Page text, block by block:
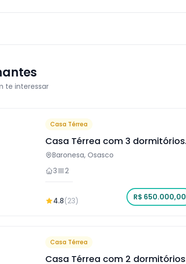
te interessar
Casa Térrea
Casa Térrea com 3 dormitórios
em Osasco
Baronesa, Osasco
3
2
4.8(23) R$ 650.000,00
Casa Térrea
Casa Térrea com 2 dormitórios